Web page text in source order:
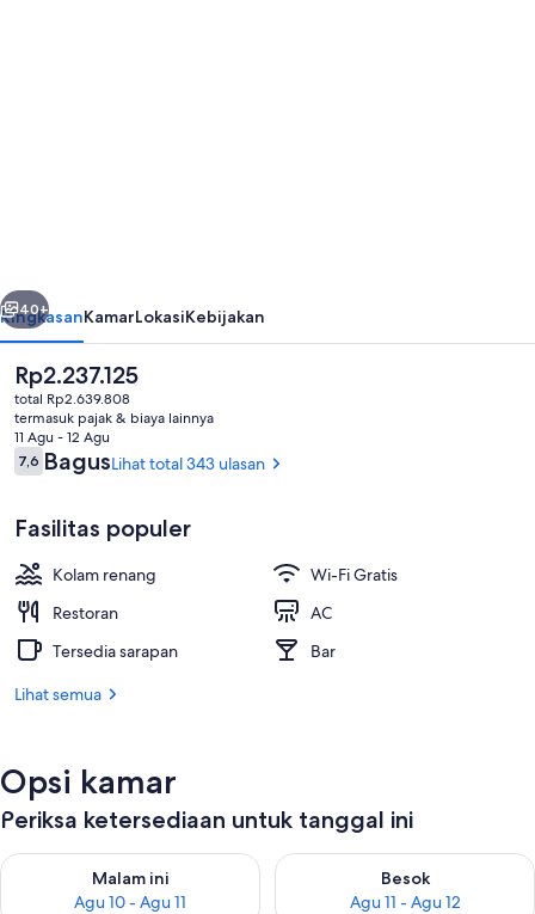
Seluncuran air
Berikutnya
40+
RingkasanKamarLokasiKebijakan
Harga
saat
ini
Rp2.237.125
Rp2.237.125
total Rp2.639.808
termasuk pajak & biaya lainnya
11 Agu - 12 Agu
Ulasan
7,67,6 dari 10
BagusLihat total 343 ulasan
Fasilitas populer
Kolam renang
Wi-Fi Gratis
Restoran
AC
Tersedia sarapan
Bar
Lihat semua
Opsi kamar
Periksa ketersediaan untuk tanggal ini
Malam ini
Agu 10 - Agu 11
Periksa ketersediaan untuk malam ini Agu 10 - Agu 11
Besok
Agu 11 - Agu 12
Periksa ketersediaan untuk